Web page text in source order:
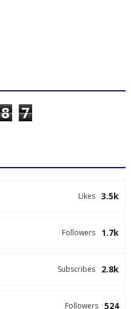
8 7
3.5k
Likes
1.7k
Followers
2.8k
Subscribes
524
Followers